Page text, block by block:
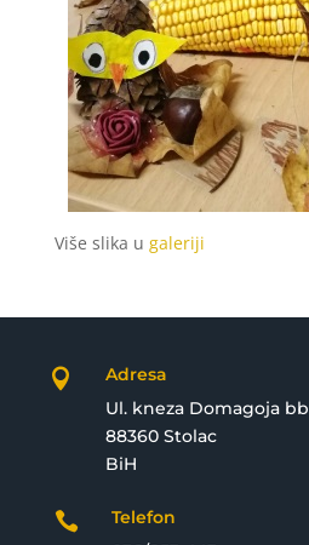
Više slika u galeriji

Adresa
Ul. kneza Domagoja bb
88360 Stolac
BiH

Telefon